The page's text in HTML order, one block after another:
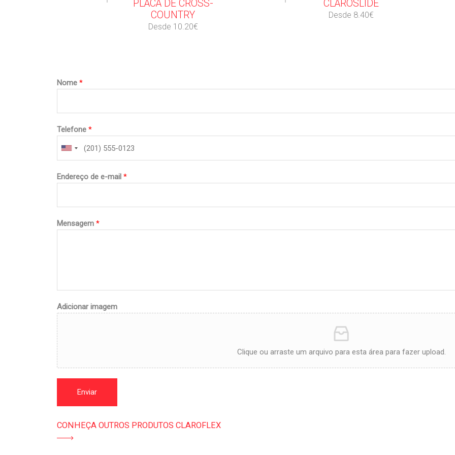
PLACA DE CROSS-
COUNTRY
Desde 10.20€
CLAROSLIDE
Desde 8.40€
Nome *
Telefone *
Endereço de e-mail *
Mensagem *
Adicionar imagem
Clique ou arraste um arquivo para esta área para fazer upload.
Enviar
CONHEÇA OUTROS PRODUTOS CLAROFLEX